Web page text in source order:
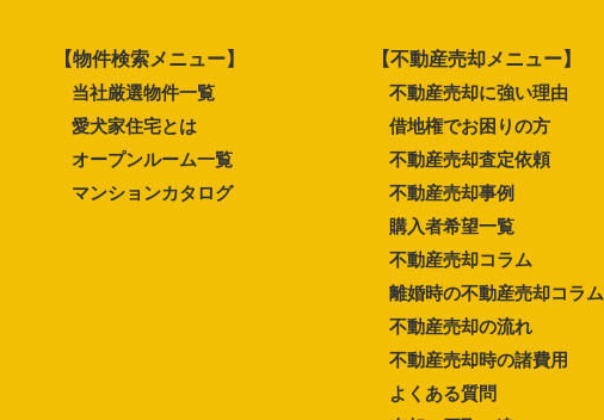
【物件検索メニュー】
当社厳選物件一覧
愛犬家住宅とは
オープンルーム一覧
マンションカタログ
【不動産売却メニュー】
不動産売却に強い理由
借地権でお困りの方
不動産売却査定依頼
不動産売却事例
購入者希望一覧
不動産売却コラム
離婚時の不動産売却コラム
不動産売却の流れ
不動産売却時の諸費用
よくある質問